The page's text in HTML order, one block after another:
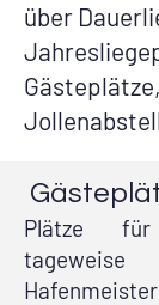
über
Plätze